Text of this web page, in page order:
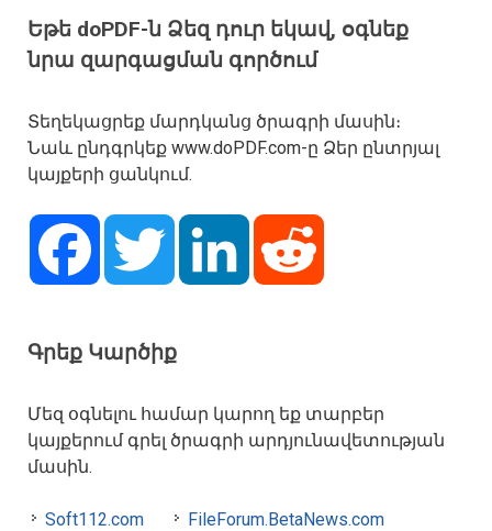
Եթե doPDF-ն Ձեզ դուր եկավ, օգնեք
նրա զարգացման գործում
Տեղեկացրեք մարդկանց ծրագրի մասին։
Նաև ընդգրկեք www.doPDF.com-ը Ձեր ընտրյալ
կայքերի ցանկում.
Facebook Twitter LinkedIn
Գրեք Կարծիք
Մեզ օգնելու համար կարող եք տարբեր
կայքերում գրել ծրագրի արդյունավետության
մասին.
Soft112.com
FileForum.BetaNews.com